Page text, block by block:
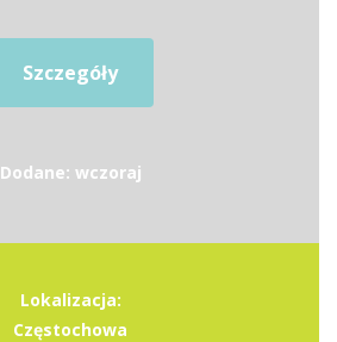
Szczegóły
Dodane: wczoraj
Lokalizacja:
Częstochowa